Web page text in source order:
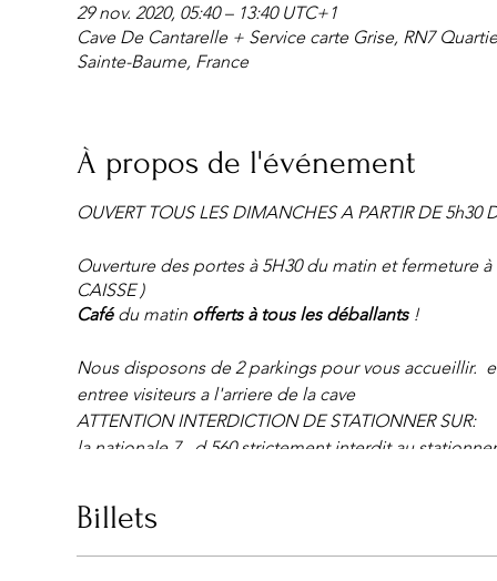
29 nov. 2020, 05:40 – 13:40 UTC+1
Cave De Cantarelle + Service carte Grise, RN7
Sainte-Baume, France
À propos de l'événement
OUVERT TOUS LES DIMANCHES A PARTIR DE 5h30
Ouverture des portes à 5H30 du matin et fermeture à
CAISSE )
Cafédu matin offerts à tous les déballants!
Nous disposons de 2 parkings pour vous accueillir.
entree visiteurs a l'arriere de la cave
ATTENTION INTERDICTION DE STATIONNER SUR:
la nationale 7 , d 560 strictement interdit au
(PARKING DISPONIBLE DERRIÈRE ET AUSSI DEVANT
Billets